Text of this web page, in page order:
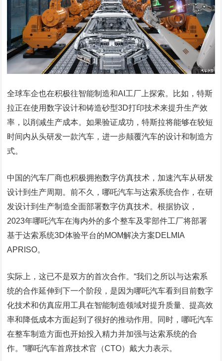
全球车企也在积极往智能制造和AI工厂上探索。比如，特斯
拉正在使用数字设计和铸造砂型3D打印技术来提升生产效
率，以削减生产成本。如果验证成功，特斯拉将能够在较短
时间内从头研发一款汽车，进一步颠覆汽车的设计和制造方
式。
中国的汽车厂商也积极拥抱数字仿真技术，加速汽车从研发
设计到生产周期。前不久，哪吒汽车与达索系统合作，在研
发设计到生产制造全面部署数字仿真技术。根据协议，
2023年哪吒汽车在海内外的多个整车及零部件工厂将部署
基于达索系统3D体验平台的MOM解决方案DELMIA
APRISO。
实际上，这已不是双方的首次合作。“我们之所以与达索系
统的合作延伸到下一个阶段，是因为哪吒汽车看到目前数字
化技术和仿真应用工具在智能制造领域对提升质量、提高效
率和降低成本方面起到了很好的推动作用。同时，哪吒汽车
在整车制造方面也开始投入精力并加强与达索系统的合
作。”哪吒汽车首席技术官（CTO）戴大力表示。